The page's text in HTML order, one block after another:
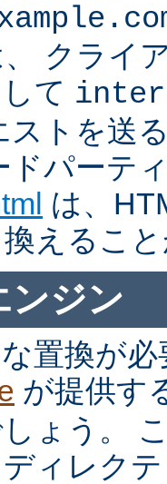
クライ
て
ストを送
ドパーテ
は、
えるこ
ンジン
置換が
が提供す
ょう。
ィレク